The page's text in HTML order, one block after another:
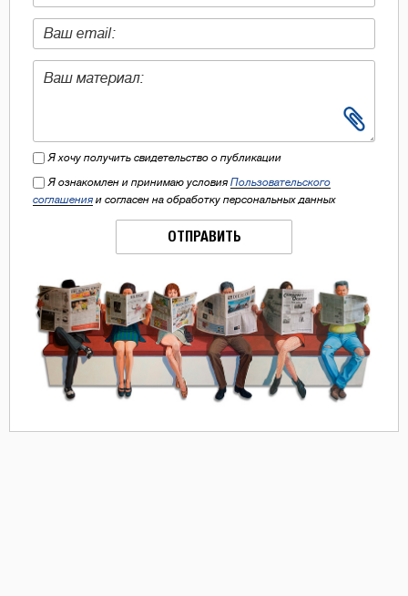
Я хочу получить свидетельство о публикации
Я ознакомлен и принимаю условия Пользовательского
соглашения и согласен на обработку персональных данных
ОТПРАВИТЬ